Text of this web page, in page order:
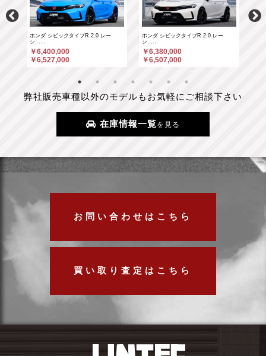
ホンダ シビックタイプR 2.0 レー
シ……
￥6,400,000
￥6,527,000
ホンダ シビックタイプR 2.0 レー
シ……
￥6,380,000
￥6,507,000
弊社販売車種以外のモデルもお気軽にご相談下さい
在庫情報一覧を見る
お問い合わせはこちら
買い取り査定はこちら